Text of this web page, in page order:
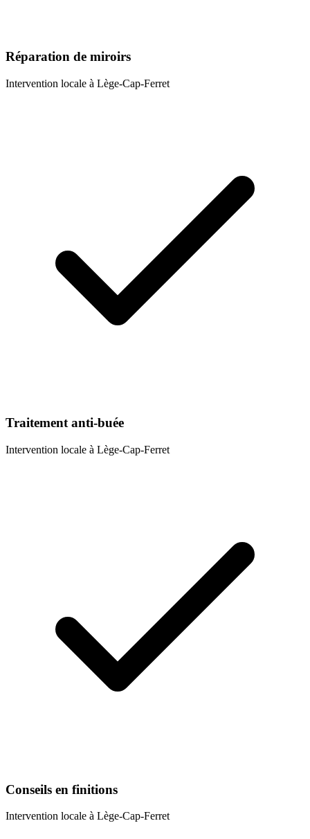
Réparation de miroirs
Intervention locale à Lège-Cap-Ferret
Traitement anti-buée
Intervention locale à Lège-Cap-Ferret
Conseils en finitions
Intervention locale à Lège-Cap-Ferret